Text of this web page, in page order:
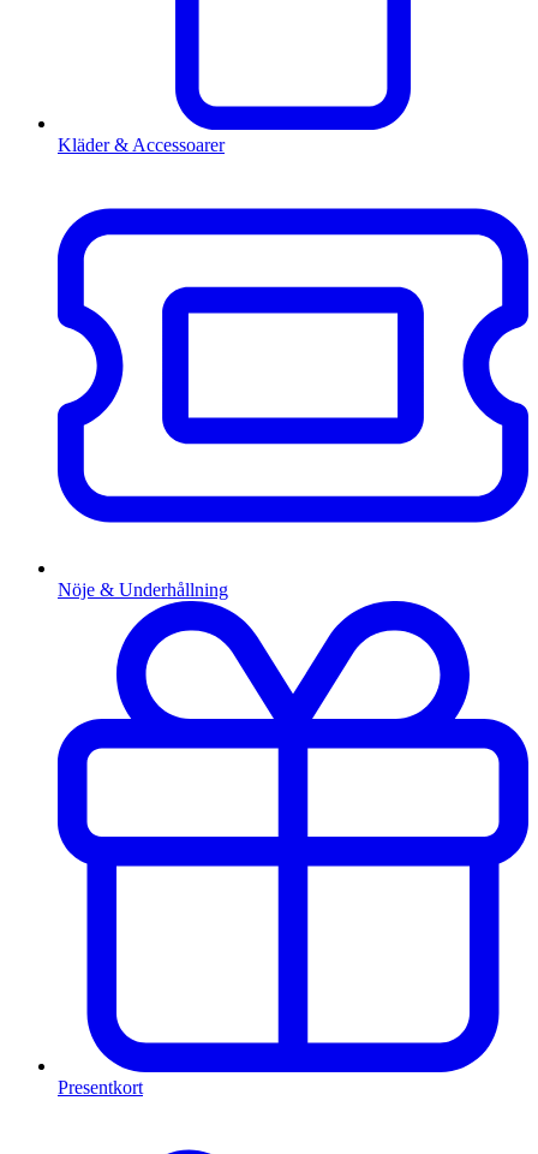
Kläder & Accessoarer
Nöje & Underhållning
Presentkort